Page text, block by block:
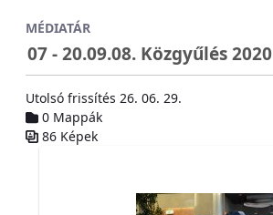
Ugrás a fő tartalomhoz
MÉDIATÁR
07 - 20.09.08. Közgyűlés 2020
Utolsó frissítés 26. 06. 29.
0 Mappák
86 Képek